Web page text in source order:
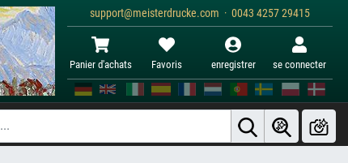
support@meisterdrucke.com · 0043 4257 29415
Panier d'achats Favoris enregistrer se connecter